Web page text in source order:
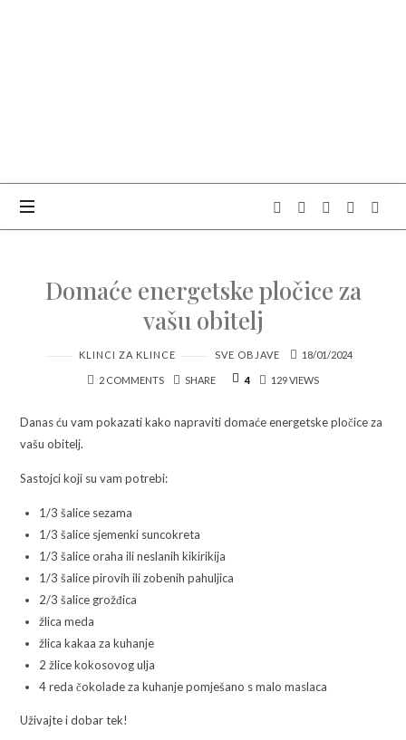
Domaće energetske pločice za
vašu obitelj
KLINCI ZA KLINCE SVE OBJAVE 18/01/2024
2 COMMENTS SHARE 4 129 VIEWS
Danas ću vam pokazati kako napraviti domaće energetske pločice za
vašu obitelj.
Sastojci koji su vam potrebi:
1/3 šalice sezama
1/3 šalice sjemenki suncokreta
1/3 šalice oraha ili neslanih kikirikija
1/3 šalice pirovih ili zobenih pahuljica
2/3 šalice grožđica
žlica meda
žlica kakaa za kuhanje
2 žlice kokosovog ulja
4 reda čokolade za kuhanje pomješano s malo maslaca
Uživajte i dobar tek!